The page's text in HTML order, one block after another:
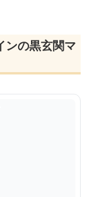
ンの黒玄関マ